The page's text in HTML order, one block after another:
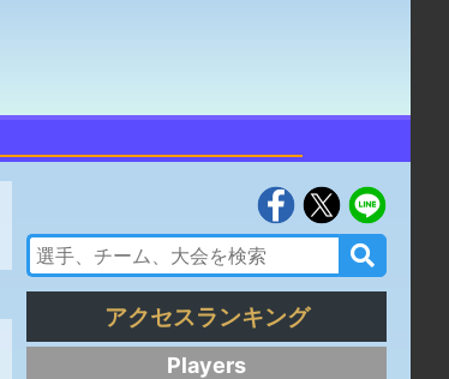
アクセスランキング
Players